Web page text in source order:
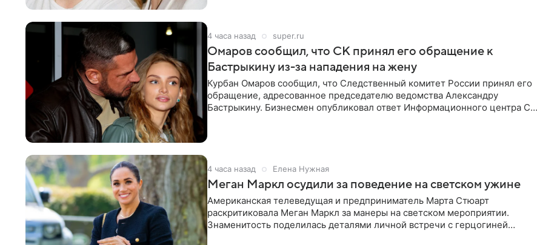
4 часа назад super.ru
Омаров сообщил, что СК принял его обращение к
Бастрыкину из-за нападения на жену
Курбан Омаров сообщил, что Следственный комитет России принял его
обращение, адресованное председателю ведомства Александру
Бастрыкину. Бизнесмен опубликовал ответ Информационного центра СК
4 часа назад Елена Нужная
Меган Маркл осудили за поведение на светском ужине
Американская телеведущая и предприниматель Марта Стюарт
раскритиковала Меган Маркл за манеры на светском мероприятии.
Знаменитость поделилась деталями личной встречи с герцогиней